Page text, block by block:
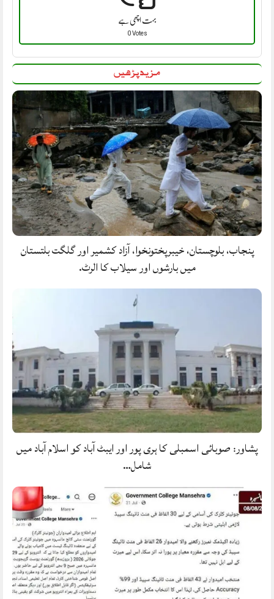
بہت اچھی ہے
0 Votes
مزید پڑھیں
پنجاب، بلوچستان، خیبرپختونخوا، آزاد کشمیر اور گلگت بلتستان
میں بارشوں اور سیلاب کا الرٹ.
پشاور: صوبائی اسمبلی کا ہری پور اور ایبٹ آباد کو اسلام آباد میں
شامل…